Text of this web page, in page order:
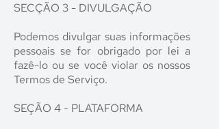
SECÇÃO 3 - DIVULGAÇÃO
Podemos divulgar suas informações
pessoais se for obrigado por lei a
fazê-lo ou se você violar os nossos
Termos de Serviço.
SEÇÃO 4 - PLATAFORMA